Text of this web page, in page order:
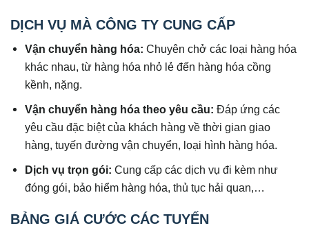
DỊCH VỤ MÀ CÔNG TY CUNG CẤP
Vận chuyển hàng hóa: Chuyên chở các loại hàng hóa
khác nhau, từ hàng hóa nhỏ lẻ đến hàng hóa cồng
kềnh, nặng.
Vận chuyển hàng hóa theo yêu cầu: Đáp ứng các
yêu cầu đặc biệt của khách hàng về thời gian giao
hàng, tuyến đường vận chuyển, loại hình hàng hóa.
Dịch vụ trọn gói: Cung cấp các dịch vụ đi kèm như
đóng gói, bảo hiểm hàng hóa, thủ tục hải quan,…
BẢNG GIÁ CƯỚC CÁC TUYẾN